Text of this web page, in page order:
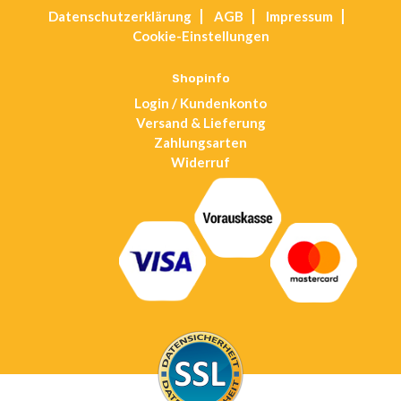
a
tab
Datenschutz­erklärung AGB
Impressum
Cookie-Einstellungen
Shopinfo
Login / Kundenkonto
Versand & Lieferung
Zahlungsarten
Widerruf